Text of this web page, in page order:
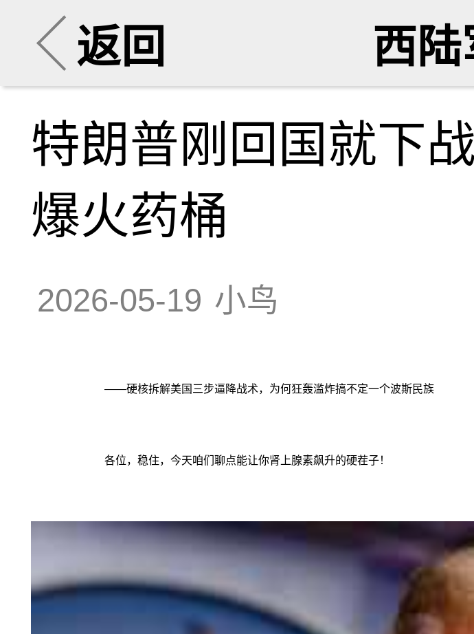
返回 西
特朗普刚回国就下
爆火药桶
2026-05-19 小鸟
——硬核拆解美国三步逼降战术，为何狂轰滥炸搞不定一个波斯民族
各位，稳住，今天咱们聊点能让你肾上腺素飙升的硬茬子！